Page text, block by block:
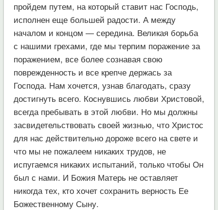
пройдем путем, на который ставит нас Господь,
исполнен еще большей радости. А между
началом и концом — середина. Великая борьба
с нашими грехами, где мы терпим поражение за
поражением, все более сознавая свою
поврежденность и все крепче держась за
Господа. Нам хочется, узнав благодать, сразу
достигнуть всего. Коснувшись любви Христовой,
всегда пребывать в этой любви. Но мы должны
засвидетельствовать своей жизнью, что Христос
для нас действительно дороже всего на свете и
что мы не пожалеем никаких трудов, не
испугаемся никаких испытаний, только чтобы Он
был с нами. И Божия Матерь не оставляет
никогда тех, кто хочет сохранить верность Ее
Божественному Сыну.